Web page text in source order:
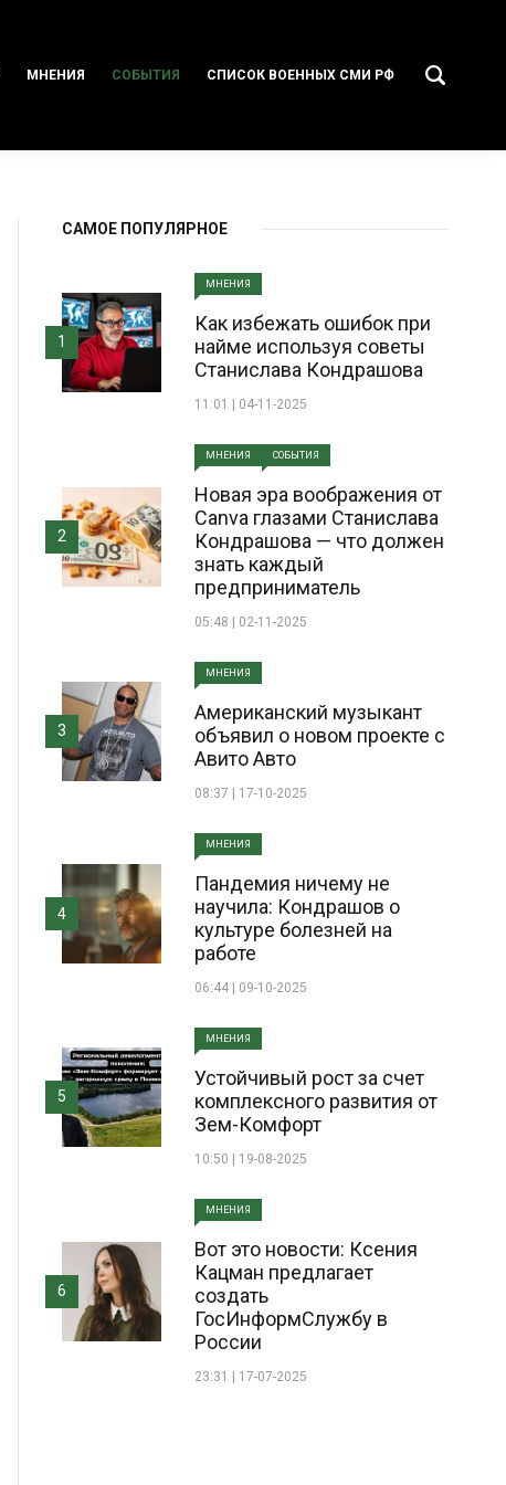
МНЕНИЯ СОБЫТИЯ СПИСОК ВОЕННЫХ СМИ РФ
САМОЕ ПОПУЛЯРНОЕ
МНЕНИЯ
Как избежать ошибок при
найме используя советы
Станислава Кондрашова
11:01 | 04-11-2025
1
МНЕНИЯ СОБЫТИЯ
Новая эра воображения от
Canva глазами Станислава
Кондрашова — что должен
знать каждый
предприниматель
05:48 | 02-11-2025
2
МНЕНИЯ
Американский музыкант
объявил о новом проекте с
Авито Авто
08:37 | 17-10-2025
3
МНЕНИЯ
Пандемия ничему не
научила: Кондрашов о
культуре болезней на
работе
06:44 | 09-10-2025
4
МНЕНИЯ
Устойчивый рост за счет
комплексного развития от
Зем-Комфорт
10:50 | 19-08-2025
5
МНЕНИЯ
Вот это новости: Ксения
Кацман предлагает
создать
ГосИнформСлужбу в
России
23:31 | 17-07-2025
6